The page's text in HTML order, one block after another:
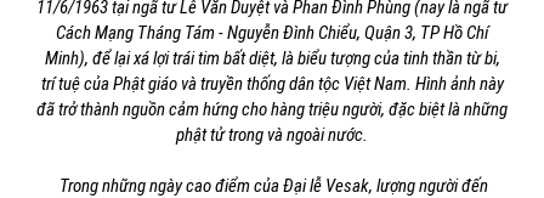
11/6/1963 tại ngã tư Lê Văn Duyệt và Phan Đình Phùng (nay là ngã tư
Cách Mạng Tháng Tám - Nguyễn Đình Chiểu, Quận 3, TP Hồ Chí
Minh), để lại xá lợi trái tim bất diệt, là biểu tượng của tinh thần từ bi,
trí tuệ của Phật giáo và truyền thống dân tộc Việt Nam. Hình ảnh này
đã trở thành nguồn cảm hứng cho hàng triệu người, đặc biệt là những
phật tử trong và ngoài nước.
Trong những ngày cao điểm của Đại lễ Vesak, lượng người đến